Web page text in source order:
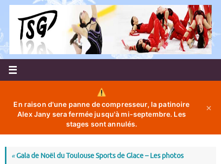
Passer
contenu
En raison d'une panne de compresseur, la patinoire
Alex Jany sera fermée jusqu'à mi-septembre. Les
stages sont annulés.
✕
«Gala de Noël du Toulouse Sports de Glace – Les photos